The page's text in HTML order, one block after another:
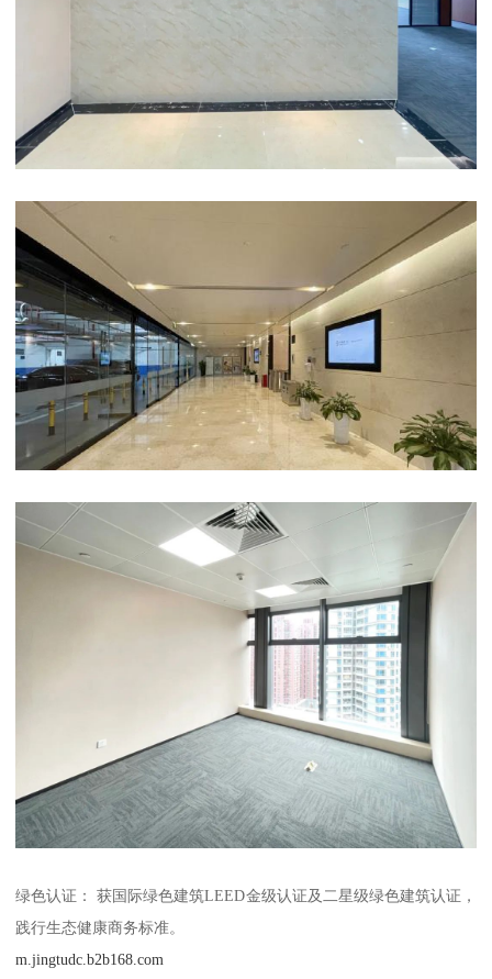
绿色认证： 获国际绿色建筑LEED金级认证及二星级绿色建筑认证，
践行生态健康商务标准。
m.jingtudc.b2b168.com